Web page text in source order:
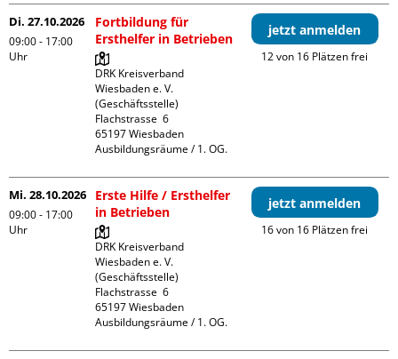
Di. 27.10.2026
09:00 - 17:00
Uhr
Fortbildung für
Ersthelfer in Betrieben
DRK Kreisverband
Wiesbaden e. V.
(Geschäftsstelle)
Flachstrasse  6
65197 Wiesbaden
Ausbildungsräume / 1. OG.
jetzt anmelden
12 von 16 Plätzen frei
Mi. 28.10.2026
09:00 - 17:00
Uhr
Erste Hilfe / Ersthelfer
in Betrieben
DRK Kreisverband
Wiesbaden e. V.
(Geschäftsstelle)
Flachstrasse  6
65197 Wiesbaden
Ausbildungsräume / 1. OG.
jetzt anmelden
16 von 16 Plätzen frei